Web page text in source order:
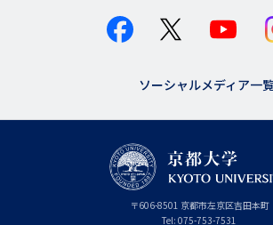
ソーシャルメディア一
〒606-8501 京
都
京都市左京区吉田本町
Tel: 075-753-7531